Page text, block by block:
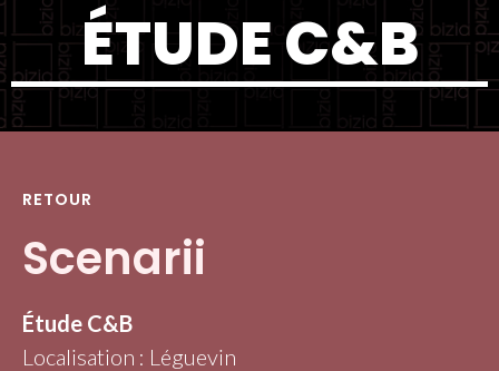
ÉTUDE C&B
RETOUR
Scenarii
Étude C&B
Localisation : Léguevin